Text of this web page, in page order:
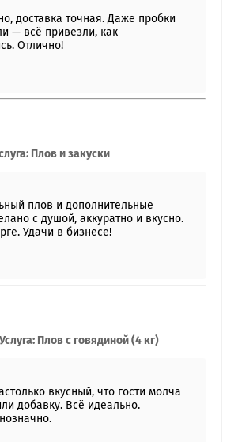
доставка точная. Даже пробки
— всё привезли, как
Отлично!
Плов и закуски
плов и дополнительные
с душой, аккуратно и вкусно.
Удачи в бизнесе!
Плов с говядиной (4 кг)
вкусный, что гости молча
добавку. Всё идеально.